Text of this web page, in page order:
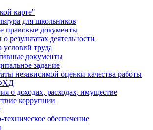
карте"
для школьников
правовые документы
результатах деятельности
условий труда
документы
задание
независимой оценки качества работы
о доходах, расходах, имуществе
коррупции
обеспечение